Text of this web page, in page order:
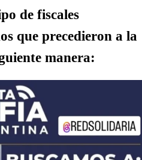
de fiscales
que precedieron a la
manera: